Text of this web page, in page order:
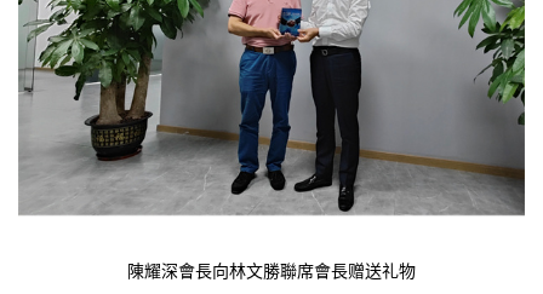
陳耀深會長向林文勝聯席會長赠送礼物